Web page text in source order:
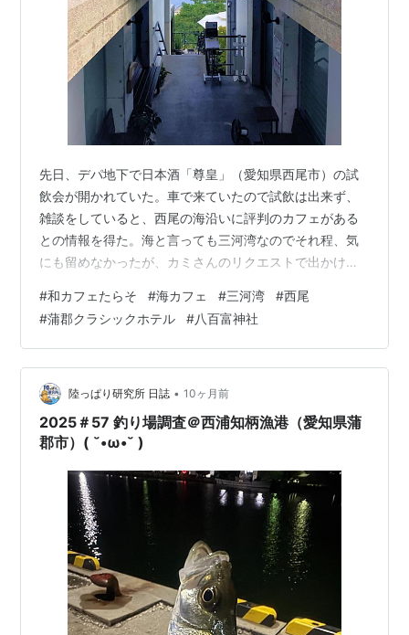
先日、デパ地下で日本酒「尊皇」（愛知県西尾市）の試
飲会が開かれていた。車で来ていたので試飲は出来ず、
雑談をしていると、西尾の海沿いに評判のカフェがある
との情報を得た。海と言っても三河湾なのでそれ程、気
にも留めなかったが、カミさんのリクエストで出かけ
で7年もかけて完成させたそうです。 まだ夏の名残を感
じさせるけれど、心地良い秋の潮風に晒された寛ぎの空
間に付け加える言葉は何一つございません。 道路と同じ
高さの草屋根がやっと緩くなった日差しに光っている。
「和カフェたらそ」から望む三河の海は実に美しかっ
た。知らなかったなぁ、県内にこんな景色が見られ…
#和カフェたらそ #海カフェ #三河湾 #西尾
#蒲郡クラシックホテル #八百富神社
陸っぱり研究所 日誌 • 10ヶ月前
2025＃57 釣り場調査＠西浦知柄漁港（愛知県蒲
郡市）( ˘•ω•˘ )